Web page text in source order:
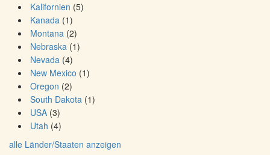
Kalifornien (5)
Kanada (1)
Montana (2)
Nebraska (1)
Nevada (4)
New Mexico (1)
Oregon (2)
South Dakota (1)
USA (3)
Utah (4)
alle Länder/Staaten anzeigen